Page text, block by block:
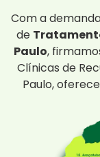
Com a
de
Paulo,
Clínicas de
Paulo,